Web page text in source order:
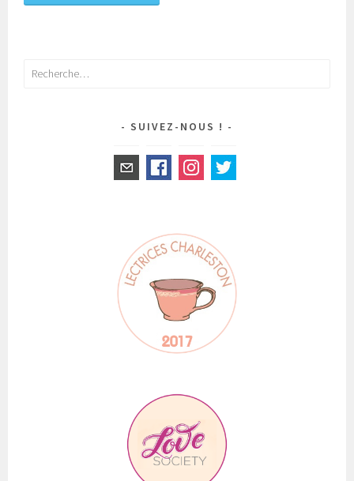
Rechercher :
SUIVEZ-NOUS !